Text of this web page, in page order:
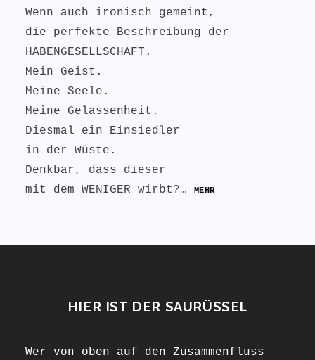
Wenn auch ironisch gemeint,
die perfekte Beschreibung der
HABENGESELLSCHAFT.
Mein Geist.
Meine Seele.
Meine Gelassenheit.
Diesmal ein Einsiedler
in der Wüste.
Denkbar, dass dieser
mit dem WENIGER wirbt?…
MEHR
HIER IST DER SAURÜSSEL
Wer von oben auf den Zusammenfluss